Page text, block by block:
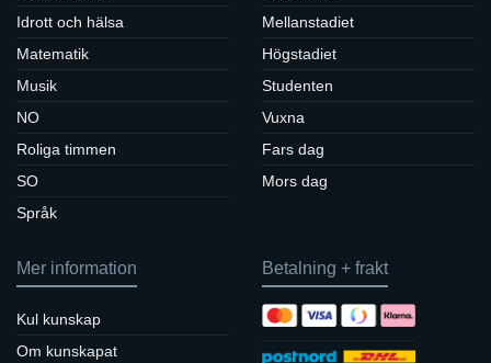
Idrott och hälsa
Matematik
Musik
NO
Roliga timmen
SO
Språk
Mellanstadiet
Högstadiet
Studenten
Vuxna
Fars dag
Mors dag
Mer information
Kul kunskap
Om kunskapat
Betalning + frakt